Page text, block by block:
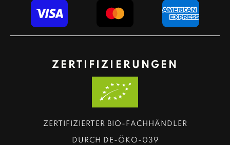
ZERTIFIZIERUNGEN
ZERTIFIZIERTER BIO-FACHHÄNDLER
DURCH DE-ÖKO-039